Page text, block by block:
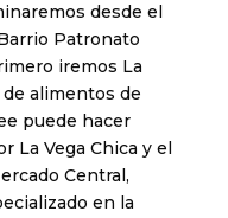
desde el
Patronato
iremos La
de alimentos de
puede hacer
La Vega Chica y el
Central,
en la